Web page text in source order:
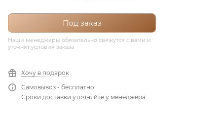
Под заказ
Наши менеджеры обязательно свяжутся с вами и
уточнят условия заказа
Хочу в подарок
Самовывоз - бесплатно
Сроки доставки уточняйте у менеджера